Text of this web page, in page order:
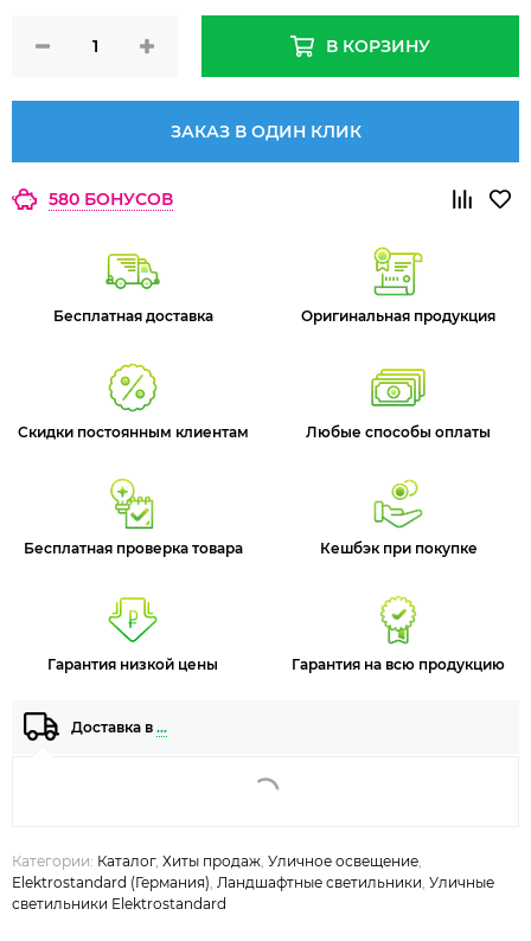
В КОРЗИНУ
ЗАКАЗ В ОДИН КЛИК
580 БОНУСОВ
Бесплатная доставка Оригинальная продукция
Скидки постоянным клиентам Любые способы оплаты
Бесплатная проверка товара Кешбэк при покупке
Гарантия низкой цены Гарантия на всю продукцию
Доставка в …
Категории: Каталог, Хиты продаж, Уличное освещение,
Elektrostandard (Германия), Ландшафтные светильники, Уличные
светильники Elektrostandard